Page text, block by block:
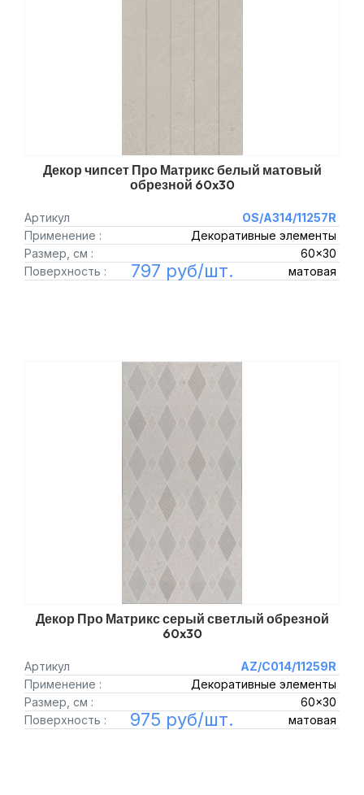
Декор чипсет Про Матрикс белый матовый
обрезной 60x30
Артикул
OS/A314/11257R
Применение :
Декоративные элементы
Размер, см :
60x30
Поверхность :
матовая
797 руб/шт.
Декор Про Матрикс серый светлый обрезной
60x30
Артикул
AZ/C014/11259R
Применение :
Декоративные элементы
Размер, см :
60x30
Поверхность :
матовая
975 руб/шт.